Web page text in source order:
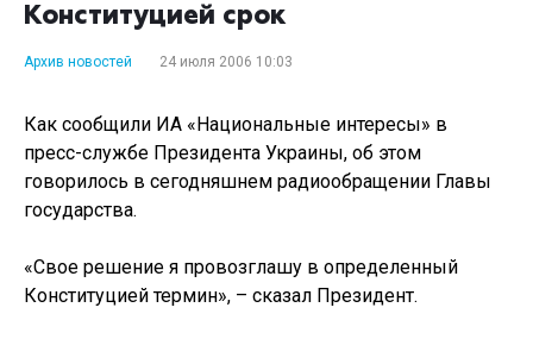
Конституцией срок
Архив новостей 24 июля 2006 10:03
Как сообщили ИА «Национальные интересы» в
пресс-службе Президента Украины, об этом
говорилось в сегодняшнем радиообращении Главы
государства.
«Свое решение я провозглашу в определенный
Конституцией термин», – сказал Президент.